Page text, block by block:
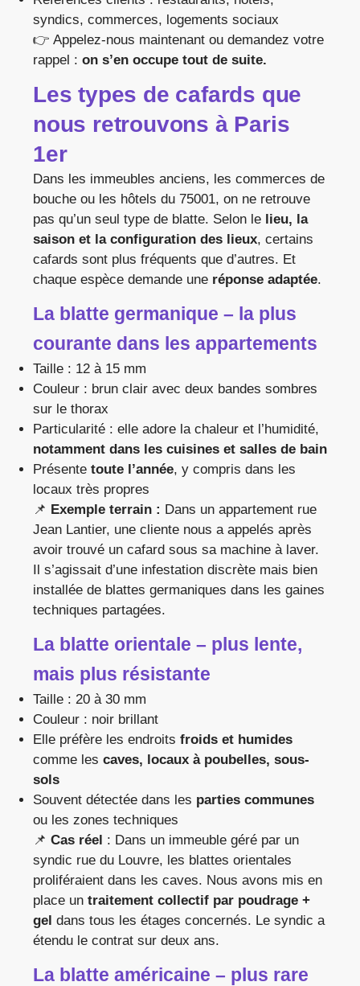
syndics, commerces, logements sociaux
👉 Appelez-nous maintenant ou demandez votre
rappel : on s’en occupe tout de suite.
Les types de cafards que
nous retrouvons à Paris
1er
Dans les immeubles anciens, les commerces de
bouche ou les hôtels du 75001, on ne retrouve
pas qu’un seul type de blatte. Selon le lieu, la
saison et la configuration des lieux, certains
cafards sont plus fréquents que d’autres. Et
chaque espèce demande une réponse adaptée.
La blatte germanique – la plus
courante dans les appartements
Taille : 12 à 15 mm
Couleur : brun clair avec deux bandes sombres
sur le thorax
Particularité : elle adore la chaleur et l’humidité,
notamment dans les cuisines et salles de bain
Présente toute l’année, y compris dans les
locaux très propres
📌 Exemple terrain : Dans un appartement rue
Jean Lantier, une cliente nous a appelés après
avoir trouvé un cafard sous sa machine à laver.
Il s’agissait d’une infestation discrète mais bien
installée de blattes germaniques dans les gaines
techniques partagées.
La blatte orientale – plus lente,
mais plus résistante
Taille : 20 à 30 mm
Couleur : noir brillant
Elle préfère les endroits froids et humides
comme les caves, locaux à poubelles, sous-
sols
Souvent détectée dans les parties communes
ou les zones techniques
📌 Cas réel : Dans un immeuble géré par un
syndic rue du Louvre, les blattes orientales
proliféraient dans les caves. Nous avons mis en
place un traitement collectif par poudrage +
gel dans tous les étages concernés. Le syndic a
étendu le contrat sur deux ans.
La blatte américaine – plus rare